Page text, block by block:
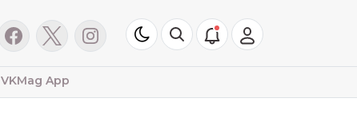
VKMag App